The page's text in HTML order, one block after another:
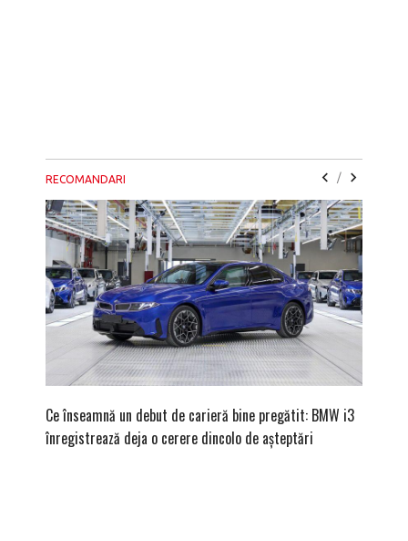
RECOMANDARI /
Ce înseamnă un debut de carieră bine pregătit: BMW i3
înregistrează deja o cerere dincolo de așteptări